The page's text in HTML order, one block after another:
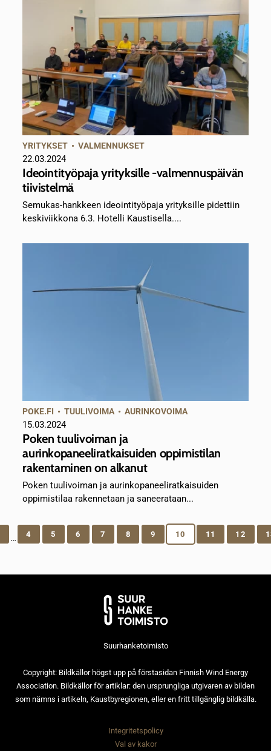
YRITYKSET •VALMENNUKSET
22.03.2024
Ideointityöpaja yrityksille -valmennuspäivän
tiivistelmä
Semukas-hankkeen ideointityöpaja yrityksille pidettiin
keskiviikkona 6.3. Hotelli Kaustisella....
POKE.FI •TUULIVOIMA •AURINKOVOIMA
15.03.2024
Poken tuulivoiman ja
aurinkopaneeliratkaisuiden oppimistilan
rakentaminen on alkanut
Poken tuulivoiman ja aurinkopaneeliratkaisuiden
oppimistilaa rakennetaan ja saneerataan...
… 4 5 6 7 8 9 10 11 12
Suurhanketoimisto
Copyright: Bildkällor högst upp på förstasidan Finnish Wind Energy
Association. Bildkällor för artiklar: den ursprungliga utgivaren av bilden
som nämns i artikeln, Kaustbyregionen, eller en fritt tillgänglig bildkälla.
Integritetspolicy
Val av kakor